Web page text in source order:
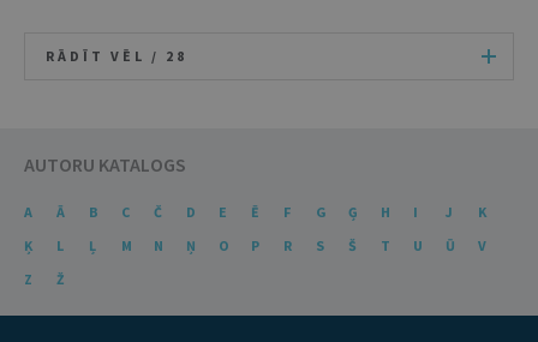
RĀDĪT VĒL / 28
AUTORU KATALOGS
A Ā B C Č D E Ē F G Ģ H I J
K
Ķ
L Ļ M N Ņ O P R S Š T U Ū
V
Z
Ž